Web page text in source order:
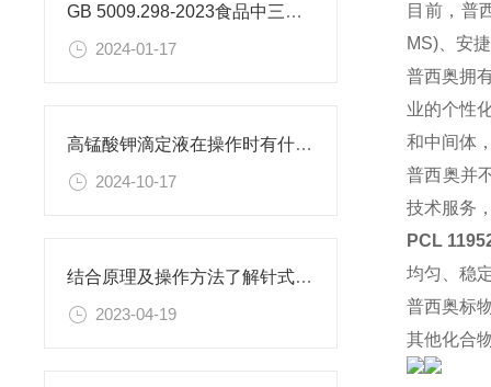
GB 5009.298-2023食品中三氯蔗糖（蔗糖素）的测定
2024-01-17
高锰酸钾滴定液在操作时有什么要领可言呢？
2024-10-17
结合原理及操作方法了解针式过滤器
2023-04-19
目前，普
MS)、安
普西奥拥
业的个性
和中间体
普西奥并
技术服务
PCL
均匀、稳
普西奥标
其他化合